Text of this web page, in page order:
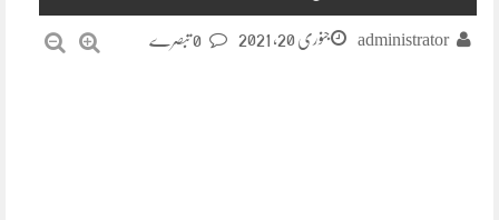
administrator جنوری 20, 2021